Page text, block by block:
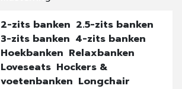
2-zits banken 2.5-zits banken
3-zits banken 4-zits banken
Hoekbanken Relaxbanken
Loveseats Hockers &
voetenbanken Longchair